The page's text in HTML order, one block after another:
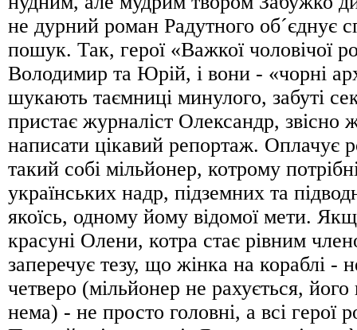
не дурний роман Радутного об´єднує
пошук. Так, герої «Важкої чоловічої
Володимир та Юрій, і вони - «чорні
шукають таємниці минулого, забуті
пристає журналіст Олександр, звісно
написати цікавий репортаж. Оплачує
такий собі мільйонер, котрому
українських надр, підземних та
якоїсь, одному йому відомої мети.
красуні Олени, котра стає рівним
заперечує тезу, що жінка на кораблі -
четверо (мільйонер не рахується, його
нема) - не просто головні, а всі герої